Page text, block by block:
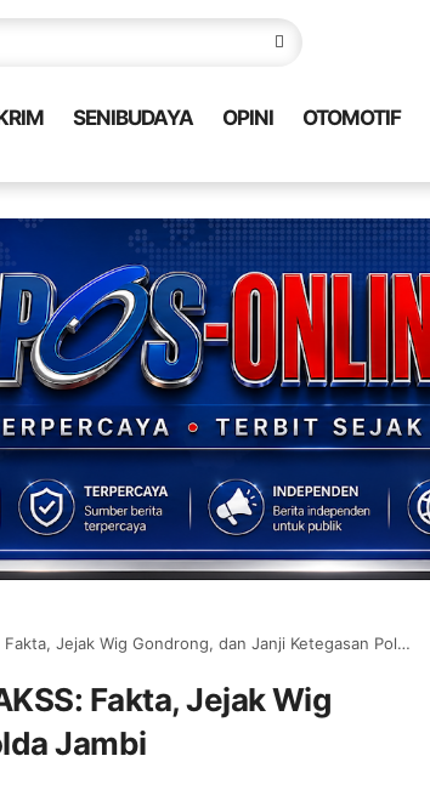
SENIBUDAYA OPINI OTOMOTIF
Jejak Wig Gondrong, dan Janji Ketegasan Polda Jambi
Fakta, Jejak Wig
Jambi